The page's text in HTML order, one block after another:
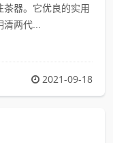
器。它优良的实用
两代...
2021-09-18